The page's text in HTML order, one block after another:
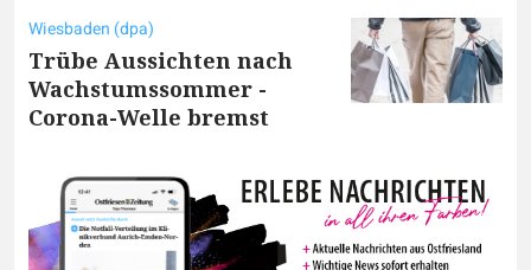
Wiesbaden (dpa)
Trübe Aussichten nach
Wachstumssommer -
Corona-Welle bremst